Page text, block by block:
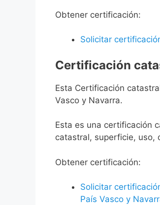
Obtener certificación:
Solicitar
Certificación
Esta Certificación
Vasco y Navarra.
Esta es una certificación
catastral, superficie, uso,
Obtener certificación:
Solicitar
País Vasco y